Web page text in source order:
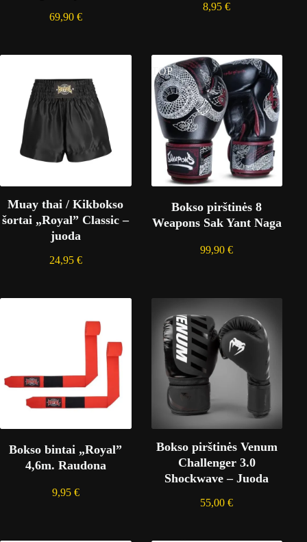
69,90 €
8,95€
Muay thai / Kikbokso
šortai „Royal” Classic –
juoda
24,95 €
TOP
Bokso pirštinės 8
Weapons Sak Yant Naga
99,90€
Bokso bintai „Royal”
4,6m. Raudona
9,95 €
Bokso pirštinės Venum
Challenger 3.0
Shockwave – Juoda
55,00€